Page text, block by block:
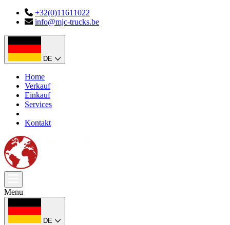
+32(0)11611022
info@mjc-trucks.be
DE
Home
Verkauf
Einkauf
Services
Kontakt
Menu
DE